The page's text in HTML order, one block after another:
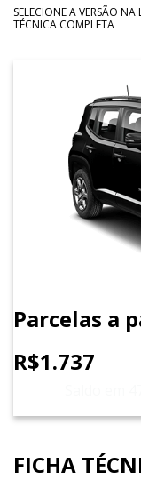
SELECIONE A VERSÃO
TÉCNICA COMPLETA
Parcelas a
R$1.737
FICHA